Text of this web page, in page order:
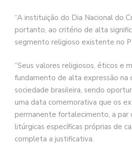
“A instituição do Dia Nacional do
portanto, ao critério de alta
segmento religioso existente no
“Seus valores religiosos, éticos e
fundamento de alta expressão na
sociedade brasileira, sendo
uma data comemorativa que os
permanente fortalecimento, a par
litúrgicas específicas próprias de
completa a justificativa.